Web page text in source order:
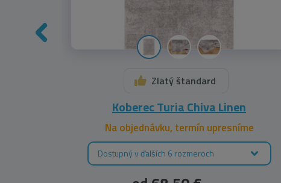
Zlatý štandard
Koberec Turia Chiva Linen
Na objednávku, termín upresníme
Dostupný v ďalších 6 rozmeroch